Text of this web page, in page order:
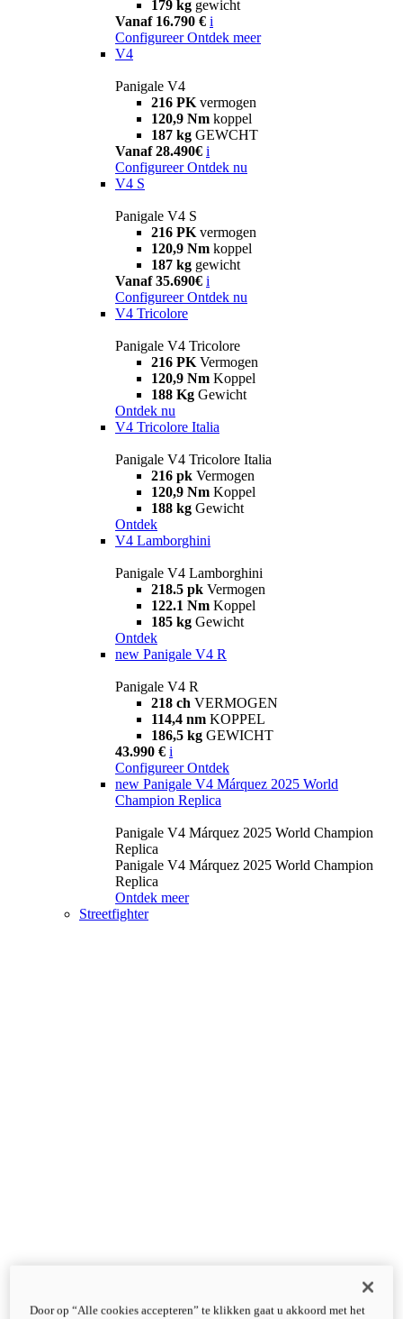
179 kg gewicht
Vanaf 16.790 € i
Configureer Ontdek meer
V4
Panigale V4
216 PK vermogen
120,9 Nm koppel
187 kg GEWCHT
Vanaf 28.490€ i
Configureer Ontdek nu
V4 S
Panigale V4 S
216 PK vermogen
120,9 Nm koppel
187 kg gewicht
Vanaf 35.690€ i
Configureer Ontdek nu
V4 Tricolore
Panigale V4 Tricolore
216 PK Vermogen
120,9 Nm Koppel
188 Kg Gewicht
Ontdek nu
V4 Tricolore Italia
Panigale V4 Tricolore Italia
216 pk Vermogen
120,9 Nm Koppel
188 kg Gewicht
Ontdek
V4 Lamborghini
Panigale V4 Lamborghini
218.5 pk Vermogen
122.1 Nm Koppel
185 kg Gewicht
Ontdek
new Panigale V4 R
Panigale V4 R
218 ch VERMOGEN
114,4 nm KOPPEL
186,5 kg GEWICHT
43.990 € i
Configureer Ontdek
new Panigale V4 Márquez 2025 World
Champion Replica
Panigale V4 Márquez 2025 World Champion
Replica
Panigale V4 Márquez 2025 World Champion
Replica
Ontdek meer
Streetfighter
Door op “Alle cookies accepteren” te klikken gaat u akkoord met het